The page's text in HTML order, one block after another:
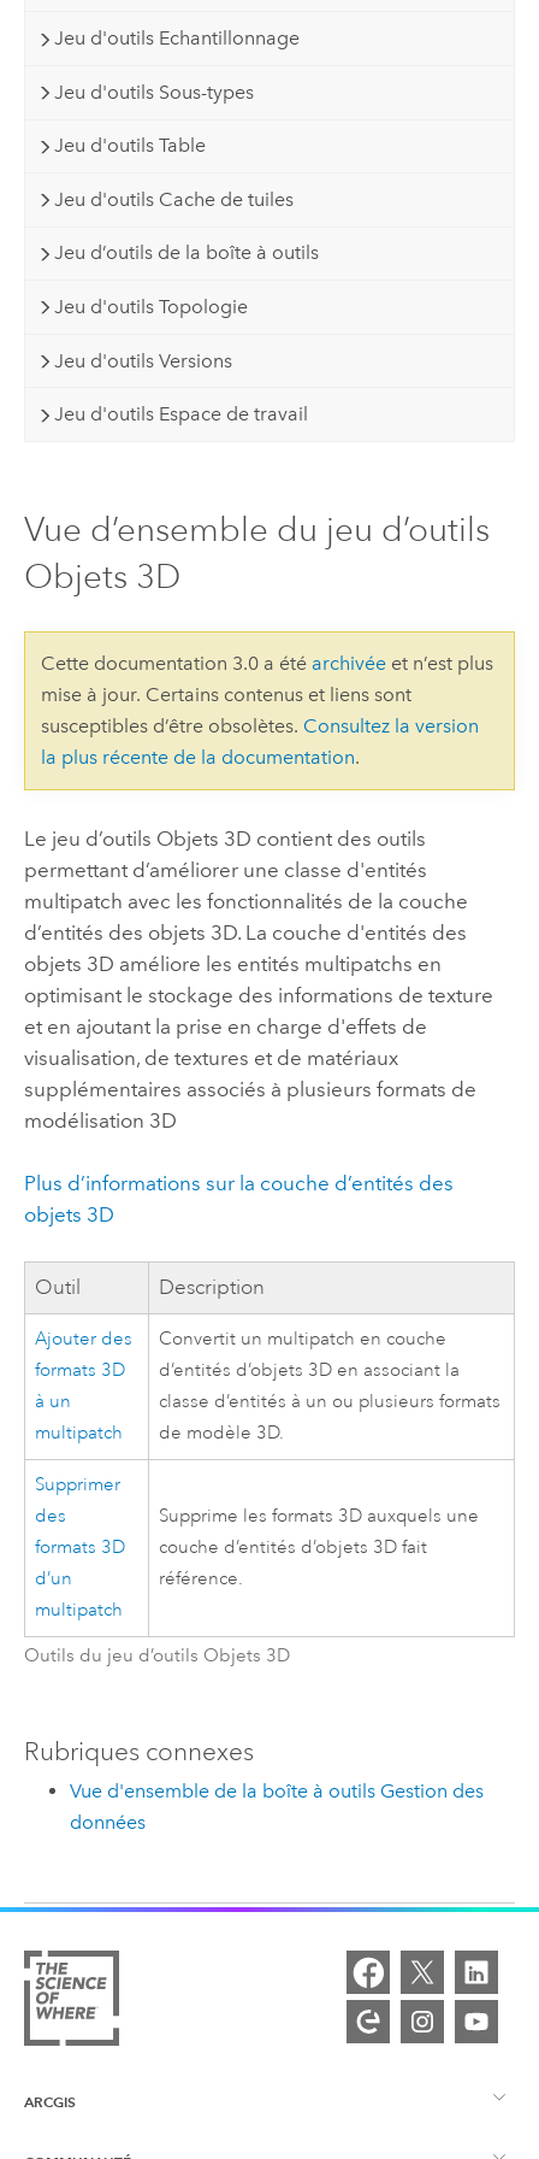
Jeu d'outils Echantillonnage
Jeu d'outils Sous-types
Jeu d'outils Table
Jeu d'outils Cache de tuiles
Jeu d’outils de la boîte à outils
Jeu d'outils Topologie
Jeu d'outils Versions
Jeu d'outils Espace de travail
Vue d’ensemble du jeu d’outils
Objets 3D
Cette documentation 3.0 a été archivéeet n’est plus
mise à jour. Certains contenus et liens sont
susceptibles d’être obsolètes. Consultez la version
la plus récente de la documentation.
Le jeu d’outils Objets 3D contient des outils
permettant d’améliorer une classe d'entités
multipatch avec les fonctionnalités de la couche
d’entités des objets 3D. La couche d'entités des
objets 3D améliore les entités multipatchs en
optimisant le stockage des informations de texture
et en ajoutant la prise en charge d'effets de
visualisation, de textures et de matériaux
supplémentaires associés à plusieurs formats de
modélisation 3D
Plus d’informations sur la couche d’entités des
objets 3D
Outil Description
Ajouter des
formats 3D
à un
multipatch
Convertit un multipatch en couche
d’entités d’objets 3D en associant la
classe d’entités à un ou plusieurs formats
de modèle 3D.
Supprimer
des
formats 3D
d’un
multipatch
Supprime les formats 3D auxquels une
couche d’entités d’objets 3D fait
référence.
Outils du jeu d’outils Objets 3D
Rubriques connexes
Vue d'ensemble de la boîte à outils Gestion des
données
ARCGIS